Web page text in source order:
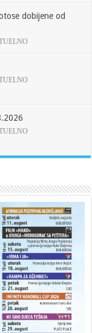
dobijene od